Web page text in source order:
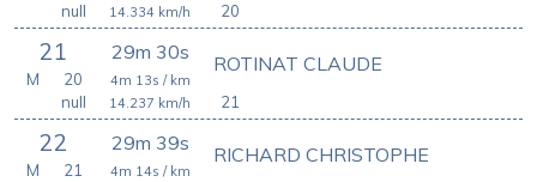
20
14.334 km/h
null
21 29m 30s
21
ROTINAT CLAUDE
4m 13s / km
14.237 km/h
M
20
null
22 29m 39s RICHARD CHRISTOPHE
4m 14s / km
M
21